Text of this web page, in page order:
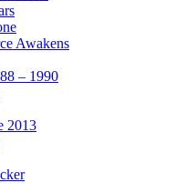
Awakens
– 1990
2013